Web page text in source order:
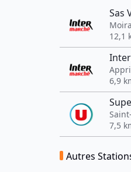
Sas
12,1
6,9
7,5
Autres